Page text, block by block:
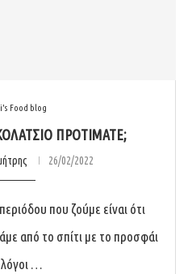
Food blog
ΠΡΟΤΙΜΆΤΕ;
26/02/2022
που ζούμε είναι ότι
από το σπίτι με το προσφάι
…